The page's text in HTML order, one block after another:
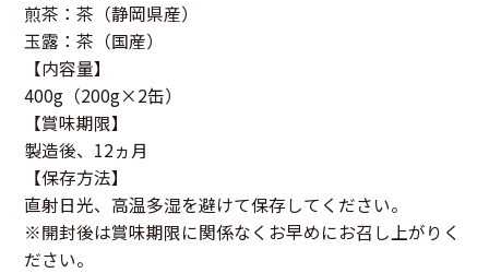
煎茶：茶（静岡県産）
玉露：茶（国産）
【内容量】
400g（200g×2缶）
【賞味期限】
製造後、12ヵ月
【保存方法】
直射日光、高温多湿を避けて保存してください。
※開封後は賞味期限に関係なくお早めにお召し上がりく
ださい。